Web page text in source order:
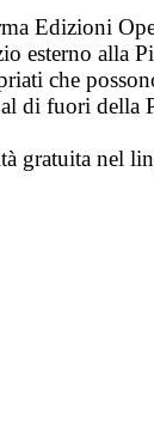
Edizioni
esterno alla
che
di fuori
gratuita nel